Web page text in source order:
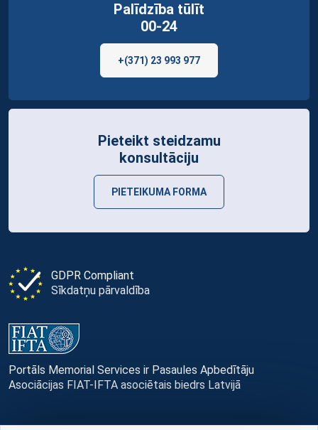
GDPR Compliant
Sīkdatņu pārvaldība
Portāls Memorial Services ir Pasaules Apbedītāju
Asociācijas FIAT-IFTA asociētais biedrs Latvijā
Palīdzība tūlīt
00-24
+(371) 23 993 977
Pieteikt steidzamu
konsultāciju
PIETEIKUMA FORMA